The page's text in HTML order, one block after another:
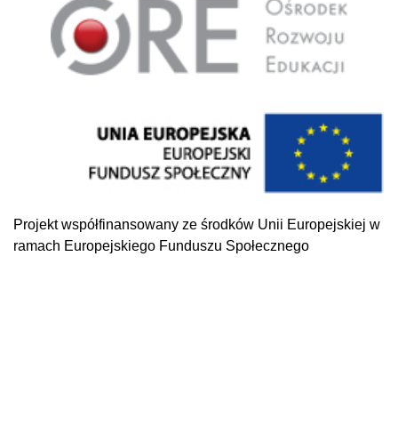
Projekt współfinansowany ze środków Unii Europejskiej w
ramach Europejskiego Funduszu Społecznego